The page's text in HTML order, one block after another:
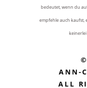
bedeutet, wenn du
empfehle auch kaufst,
ANN-
ALL